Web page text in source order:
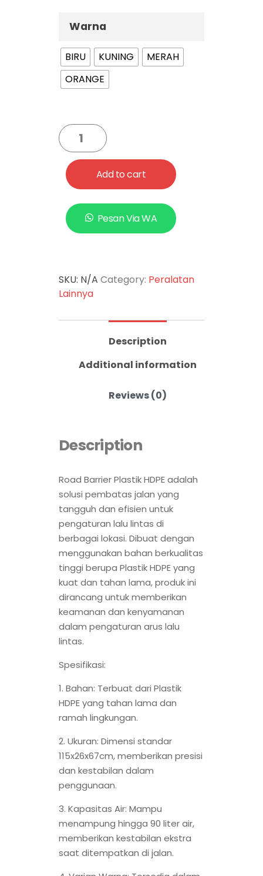
Warna
BIRU KUNING
MERAH
ORANGE
Add to cart
Pesan Via WA
SKU: N/A Category: Peralatan
Lainnya
Description
Additional information
Reviews (0)
Description
Road Barrier Plastik HDPE adalah
solusi pembatas jalan yang
tangguh dan efisien untuk
pengaturan lalu lintas di
berbagai lokasi. Dibuat dengan
menggunakan bahan berkualitas
tinggi berupa Plastik HDPE yang
kuat dan tahan lama, produk ini
dirancang untuk memberikan
keamanan dan kenyamanan
dalam pengaturan arus lalu
lintas.
Spesifikasi:
1. Bahan: Terbuat dari Plastik
HDPE yang tahan lama dan
ramah lingkungan.
2. Ukuran: Dimensi standar
115x26x67cm, memberikan presisi
dan kestabilan dalam
penggunaan.
3. Kapasitas Air: Mampu
menampung hingga 90 liter air,
memberikan kestabilan ekstra
saat ditempatkan di jalan.